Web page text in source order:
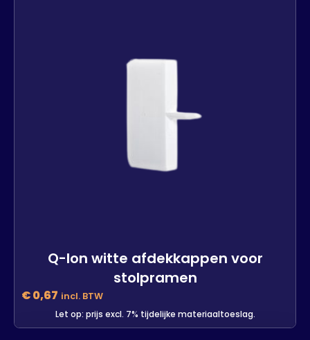
Q-lon witte afdekkappen voor
stolpramen
€0,67 incl. BTW
Let op: prijs excl. 7% tijdelijke materiaaltoeslag.